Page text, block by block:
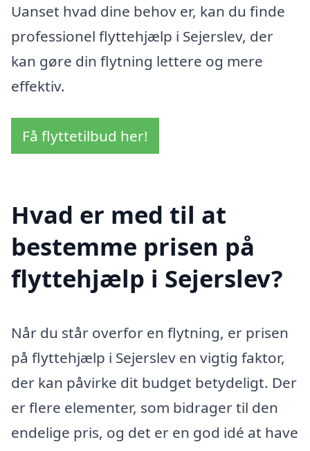
Uanset hvad dine behov er, kan du finde
professionel flyttehjælp i Sejerslev, der
kan gøre din flytning lettere og mere
effektiv.
Få flyttetilbud her!
Hvad er med til at
bestemme prisen på
flyttehjælp i Sejerslev?
Når du står overfor en flytning, er prisen
på flyttehjælp i Sejerslev en vigtig faktor,
der kan påvirke dit budget betydeligt. Der
er flere elementer, som bidrager til den
endelige pris, og det er en god idé at have